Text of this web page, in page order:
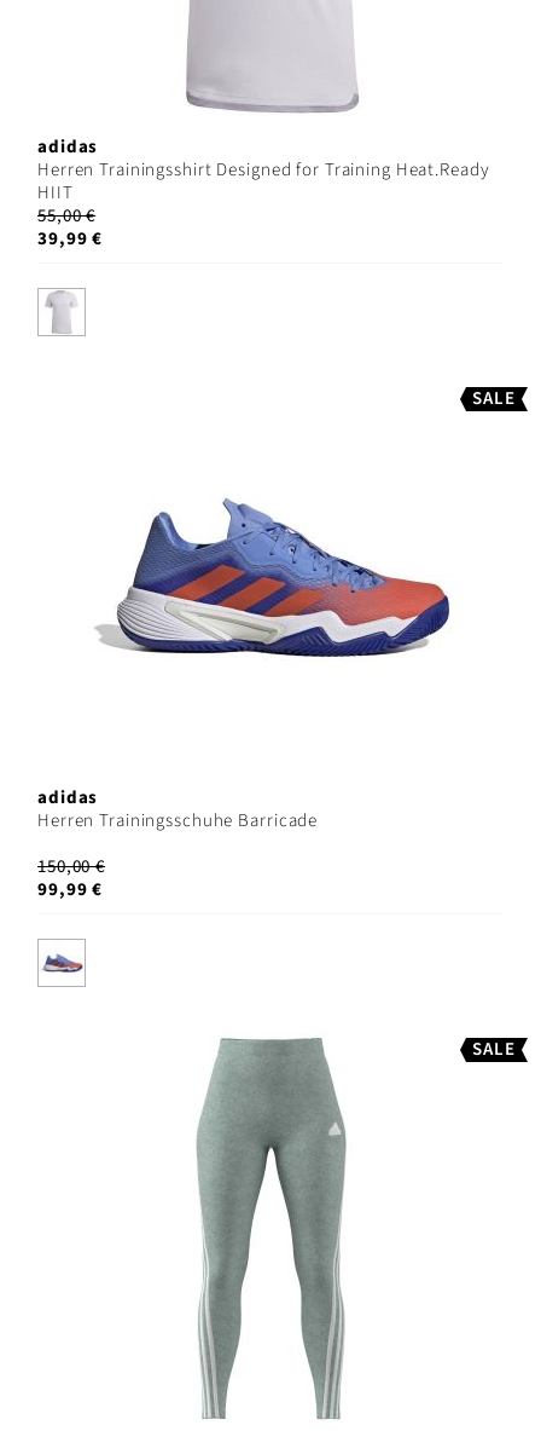
adidas
Herren Trainingsshirt Designed for Training Heat.Ready
HIIT
55,00 €
39,99 €
SALE
adidas
Herren Trainingsschuhe Barricade
150,00 €
99,99 €
SALE